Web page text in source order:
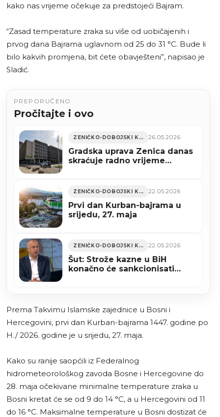
kako nas vrijeme očekuje za predstojeći Bajram.
“Zasad temperature zraka su više od uobičajenih i
prvog dana Bajrama uglavnom od 25 do 31 °C. Bude li
bilo kakvih promjena, bit ćete obavješteni”, napisao je
Sladić.
PREPORUČENO
Pročitajte i ovo
ZENIČKO-DOBOJSKI KANTON 26.05.2026
Gradska uprava Zenica danas
skraćuje radno vrijeme
ZENIČKO-DOBOJSKI KANTON 22.05.2026
Prvi dan Kurban-bajrama u
srijedu, 27. maja
ZENIČKO-DOBOJSKI KANTON 22.05.2026
Šut: Strože kazne u BiH
konačno će sankcionisati
Prema Takvimu Islamske zajednice u Bosni i
Hercegovini, prvi dan Kurban-bajrama 1447. godine po
H./ 2026. godine je u srijedu, 27. maja.
Kako su ranije saopćili iz Federalnog
hidrometeorološkog zavoda Bosne i Hercegovine do
28. maja očekivane minimalne temperature zraka u
Bosni kretat će se od 9 do 14 °C, a u Hercegovini od 11
do 16 °C. Maksimalne temperature u Bosni dostizat će